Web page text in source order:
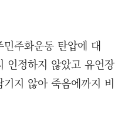
주화운동 탄압에 대
인정하지 않았고 유언장
지 않아 죽음에까지 비